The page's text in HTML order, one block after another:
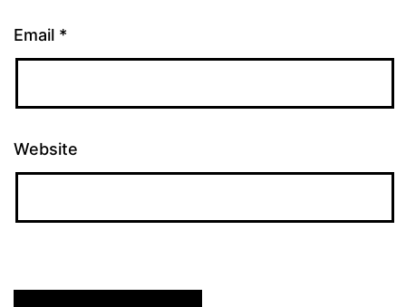
Email *
Website